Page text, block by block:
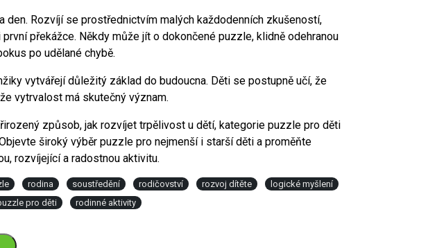
den. Rozvíjí se prostřednictvím malých každodenních zkušeností,
překážce. Někdy může jít o dokončené puzzle, klidně odehranou
po udělané chybě.
vytvářejí důležitý základ do budoucna. Děti se postupně učí, že
vytrvalost má skutečný význam.
způsob, jak rozvíjet trpělivost u dětí, kategorie puzzle pro děti
široký výběr puzzle pro nejmenší i starší děti a proměňte
rozvíjející a radostnou aktivitu.
rodina soustředění rodičovství rozvoj dítěte
logické myšlení
pro děti rodinné aktivity